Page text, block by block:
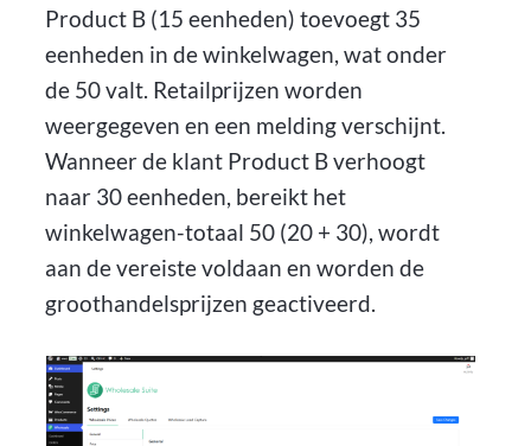
Product B (15 eenheden) toevoegt 35
eenheden in de winkelwagen, wat onder
de 50 valt. Retailprijzen worden
weergegeven en een melding verschijnt.
Wanneer de klant Product B verhoogt
naar 30 eenheden, bereikt het
winkelwagen-totaal 50 (20 + 30), wordt
aan de vereiste voldaan en worden de
groothandelsprijzen geactiveerd.